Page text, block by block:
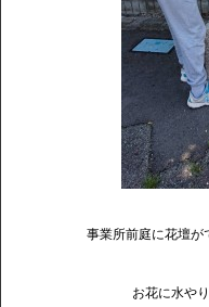
事業所前庭に花壇が
お花に水や